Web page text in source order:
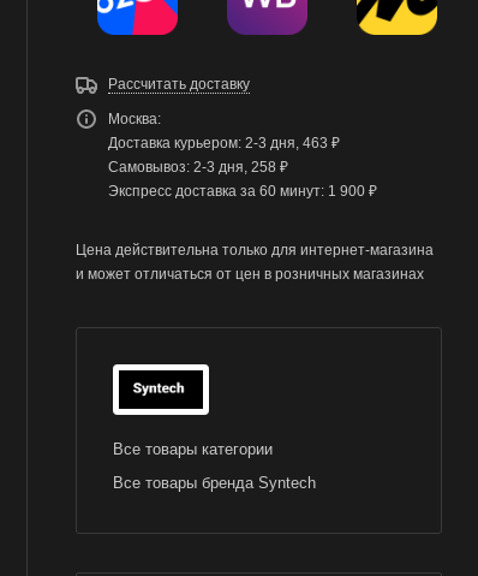
Рассчитать доставку
Москва:
Доставка курьером: 2-3 дня, 463 ₽
Самовывоз: 2-3 дня, 258 ₽
Экспресс доставка за 60 минут: 1 900 ₽
Цена действительна только для интернет-магазина
и может отличаться от цен в розничных магазинах
Все товары категории
Все товары бренда Syntech